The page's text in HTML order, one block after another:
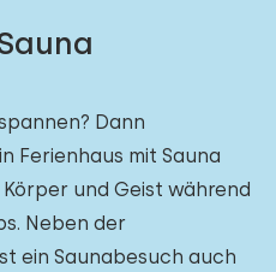
Dann
Ferienhaus mit Sauna
und Geist während
Neben der
ein Saunabesuch auch